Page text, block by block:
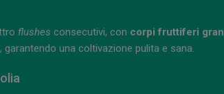
flushes consecutivi, con corpi fruttiferi
una coltivazione pulita e sana.